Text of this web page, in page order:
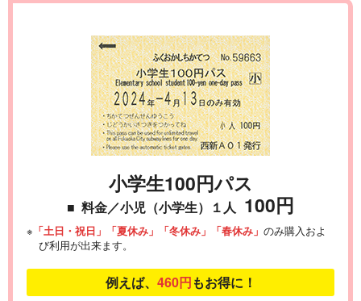
小学生100円パス
■ 料金／小児（小学生）１人 100円
※ 「土日・祝日」「夏休み」「冬休み」「春休み」のみ購入およ
び利用が出来ます。
例えば、 460円もお得に！